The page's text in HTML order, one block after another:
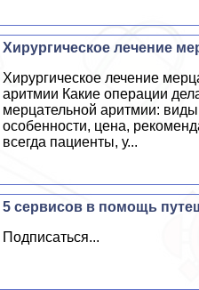
Хирургическое лечение
Хирургическое лечение
аритмии Какие операции
мерцательной аритмии:
особенности, цена,
всегда пациенты, у...
5 сервисов в помощь
Подписаться...